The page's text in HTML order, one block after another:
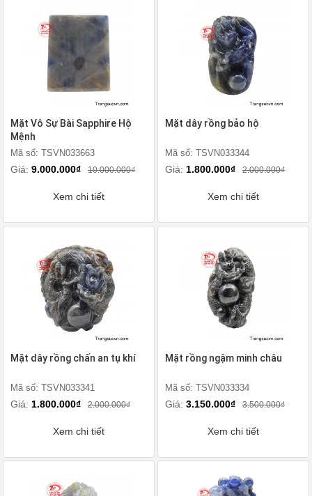
Mặt Vô Sự Bài Sapphire Hộ
Mệnh
Mã số: TSVN033663
Giá: 9.000.000₫ 10.000.000₫
Xem chi tiết
Mặt dây rồng bảo hộ
Mã số: TSVN033344
Giá: 1.800.000₫ 2.000.000₫
Xem chi tiết
Mặt dây rồng chấn an tụ khí
Mã số: TSVN033341
Giá: 1.800.000₫ 2.000.000₫
Xem chi tiết
Mặt rồng ngậm minh châu
Mã số: TSVN033334
Giá: 3.150.000₫ 3.500.000₫
Xem chi tiết